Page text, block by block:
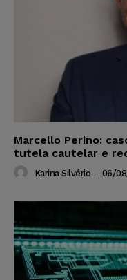
Marcello Perino:
tutela cautelar e
Karina Silvério - 06/